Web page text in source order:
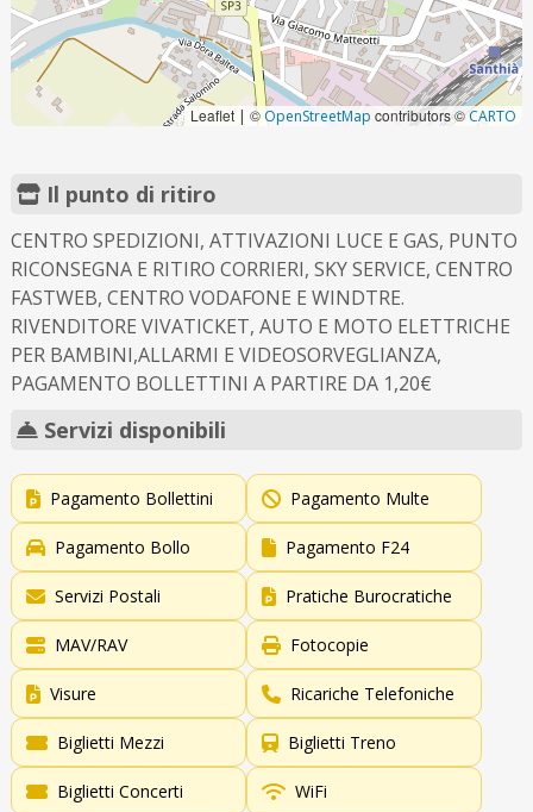
Leaflet | © OpenStreetMap contributors ©CARTO
Il punto di ritiro
CENTRO SPEDIZIONI, ATTIVAZIONI LUCE E GAS, PUNTO
RICONSEGNA E RITIRO CORRIERI, SKY SERVICE, CENTRO
FASTWEB, CENTRO VODAFONE E WINDTRE.
RIVENDITORE VIVATICKET, AUTO E MOTO ELETTRICHE
PER BAMBINI,ALLARMI E VIDEOSORVEGLIANZA,
PAGAMENTO BOLLETTINI A PARTIRE DA 1,20€
Servizi disponibili
Pagamento Bollettini Pagamento Multe
Pagamento Bollo Pagamento F24
Servizi Postali Pratiche Burocratiche
MAV/RAV Fotocopie
Visure Ricariche Telefoniche
Biglietti Mezzi Biglietti Treno
Biglietti Concerti WiFi